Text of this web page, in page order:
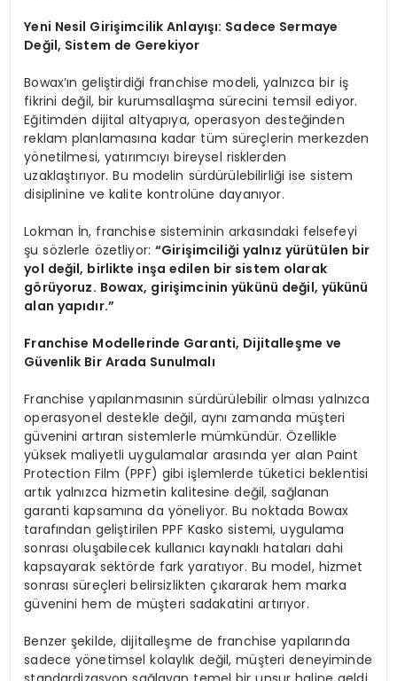
Yeni Nesil Girişimcilik Anlayışı: Sadece Sermaye
Değil, Sistem de Gerekiyor
Bowax’ın geliştirdiği franchise modeli, yalnızca bir iş
fikrini değil, bir kurumsallaşma sürecini temsil ediyor.
Eğitimden dijital altyapıya, operasyon desteğinden
reklam planlamasına kadar tüm süreçlerin merkezden
yönetilmesi, yatırımcıyı bireysel risklerden
uzaklaştırıyor. Bu modelin sürdürülebilirliği ise sistem
disiplinine ve kalite kontrolüne dayanıyor.
Lokman İn, franchise sisteminin arkasındaki felsefeyi
şu sözlerle özetliyor: “Girişimciliği yalnız yürütülen bir
yol değil, birlikte inşa edilen bir sistem olarak
görüyoruz. Bowax, girişimcinin yükünü değil, yükünü
alan yapıdır.”
Franchise Modellerinde Garanti, Dijitalleşme ve
Güvenlik Bir Arada Sunulmalı
Franchise yapılanmasının sürdürülebilir olması yalnızca
operasyonel destekle değil, aynı zamanda müşteri
güvenini artıran sistemlerle mümkündür. Özellikle
yüksek maliyetli uygulamalar arasında yer alan Paint
Protection Film (PPF) gibi işlemlerde tüketici beklentisi
artık yalnızca hizmetin kalitesine değil, sağlanan
garanti kapsamına da yöneliyor. Bu noktada Bowax
tarafından geliştirilen PPF Kasko sistemi, uygulama
sonrası oluşabilecek kullanıcı kaynaklı hataları dahi
kapsayarak sektörde fark yaratıyor. Bu model, hizmet
sonrası süreçleri belirsizlikten çıkararak hem marka
güvenini hem de müşteri sadakatini artırıyor.
Benzer şekilde, dijitalleşme de franchise yapılarında
sadece yönetimsel kolaylık değil, müşteri deneyiminde